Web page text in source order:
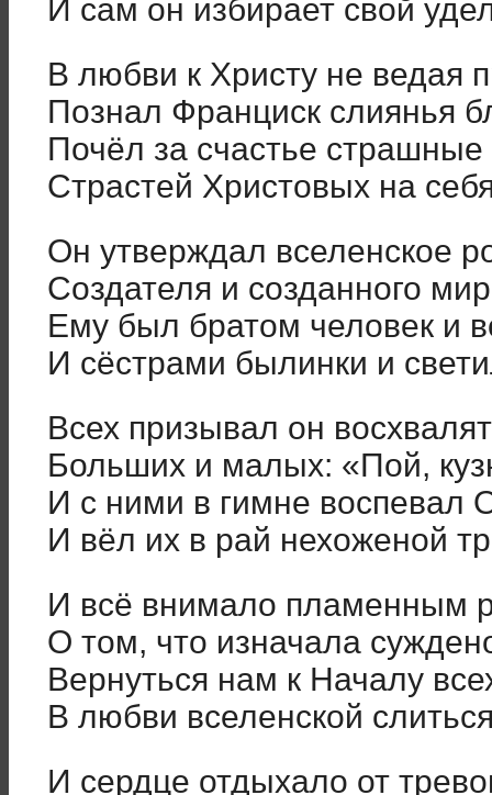
И сам он избирает свой
В любви к Христу не ведая
Познал Франциск слиянья
Почёл за счастье страшные
Страстей Христовых на
Он утверждал вселенское
Создателя и созданного
Ему был братом человек и
И сёстрами былинки и
Всех призывал он
Больших и малых: «Пой,
И с ними в гимне воспевал
И вёл их в рай нехоженой
И всё внимало пламенным
О том, что изначала
Вернуться нам к Началу
В любви вселенской
И сердце отдыхало от